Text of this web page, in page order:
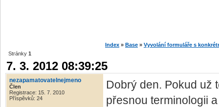
Index » Base » Vyvolání formuláře s
Stránky 1
7. 3. 2012 08:39:25
nezapamatovatelnejmeno
Člen
Registrace: 15. 7. 2010
Příspěvků: 24
Dobrý den. Pokud už
přesnou terminologii